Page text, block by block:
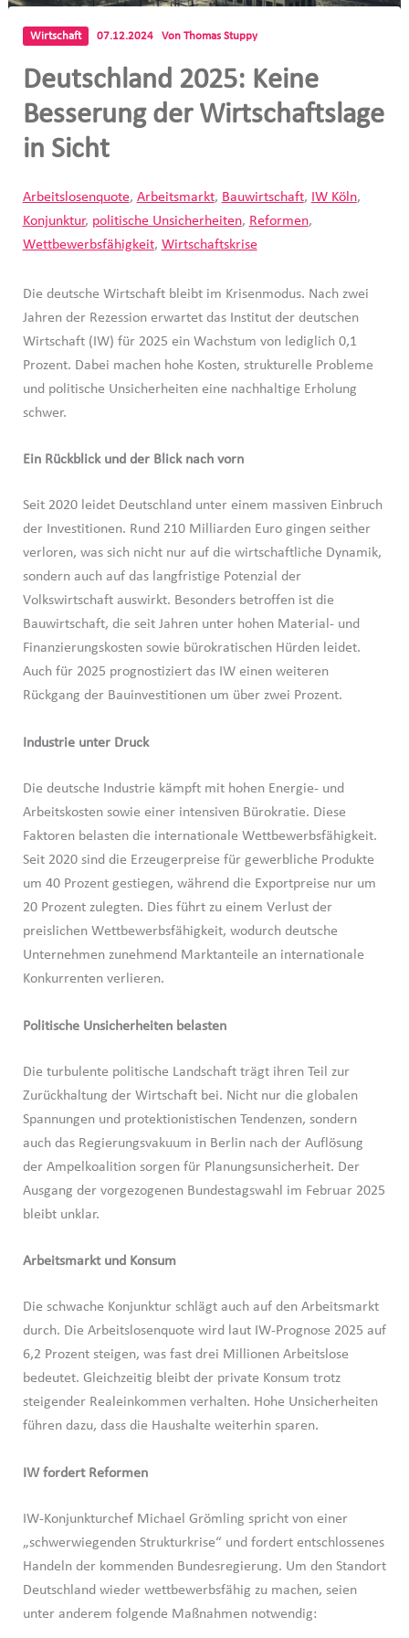
Wirtschaft 07.12.2024 Von Thomas Stuppy
Deutschland 2025: Keine
Besserung der Wirtschaftslage
in Sicht
Arbeitslosenquote, Arbeitsmarkt, Bauwirtschaft, IW Köln,
Konjunktur, politische Unsicherheiten, Reformen,
Wettbewerbsfähigkeit, Wirtschaftskrise
Die deutsche Wirtschaft bleibt im Krisenmodus. Nach zwei
Jahren der Rezession erwartet das Institut der deutschen
Wirtschaft (IW) für 2025 ein Wachstum von lediglich 0,1
Prozent. Dabei machen hohe Kosten, strukturelle Probleme
und politische Unsicherheiten eine nachhaltige Erholung
schwer.
Ein Rückblick und der Blick nach vorn
Seit 2020 leidet Deutschland unter einem massiven Einbruch
der Investitionen. Rund 210 Milliarden Euro gingen seither
verloren, was sich nicht nur auf die wirtschaftliche Dynamik,
sondern auch auf das langfristige Potenzial der
Volkswirtschaft auswirkt. Besonders betroffen ist die
Bauwirtschaft, die seit Jahren unter hohen Material- und
Finanzierungskosten sowie bürokratischen Hürden leidet.
Auch für 2025 prognostiziert das IW einen weiteren
Rückgang der Bauinvestitionen um über zwei Prozent.
Industrie unter Druck
Die deutsche Industrie kämpft mit hohen Energie- und
Arbeitskosten sowie einer intensiven Bürokratie. Diese
Faktoren belasten die internationale Wettbewerbsfähigkeit.
Seit 2020 sind die Erzeugerpreise für gewerbliche Produkte
um 40 Prozent gestiegen, während die Exportpreise nur um
20 Prozent zulegten. Dies führt zu einem Verlust der
preislichen Wettbewerbsfähigkeit, wodurch deutsche
Unternehmen zunehmend Marktanteile an internationale
Konkurrenten verlieren.
Politische Unsicherheiten belasten
Die turbulente politische Landschaft trägt ihren Teil zur
Zurückhaltung der Wirtschaft bei. Nicht nur die globalen
Spannungen und protektionistischen Tendenzen, sondern
auch das Regierungsvakuum in Berlin nach der Auflösung
der Ampelkoalition sorgen für Planungsunsicherheit. Der
Ausgang der vorgezogenen Bundestagswahl im Februar 2025
bleibt unklar.
Arbeitsmarkt und Konsum
Die schwache Konjunktur schlägt auch auf den Arbeitsmarkt
durch. Die Arbeitslosenquote wird laut IW-Prognose 2025 auf
6,2 Prozent steigen, was fast drei Millionen Arbeitslose
bedeutet. Gleichzeitig bleibt der private Konsum trotz
steigender Realeinkommen verhalten. Hohe Unsicherheiten
führen dazu, dass die Haushalte weiterhin sparen.
IW fordert Reformen
IW-Konjunkturchef Michael Grömling spricht von einer
„schwerwiegenden Strukturkrise“ und fordert entschlossenes
Handeln der kommenden Bundesregierung. Um den Standort
Deutschland wieder wettbewerbsfähig zu machen, seien
unter anderem folgende Maßnahmen notwendig: